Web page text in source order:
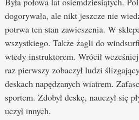
dogorywała, ale nikt jeszcze nie
potrwa ten stan zawieszenia. W
wszystkiego. Także żagli do
wtedy instruktorem. Wrócił
raz pierwszy zobaczył ludzi
deskach napędzanych wiatrem.
sportem. Zdobył deskę, nauczył się
uczył innych.